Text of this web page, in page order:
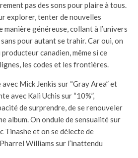
pas des sons pour plaire à tous.
explorer, tenter de nouvelles
manière généreuse, collant à l’univers
pour autant se trahir. Car oui, on
canadien, même si ce
les codes et les frontières.
Mick Jenkis sur “Gray Area” et
avec Kali Uchis sur “10%”,
de surprendre, de se renouveler
album. On ondule de sensualité sur
Tinashe et on se délecte de
Williams sur l’inattendu